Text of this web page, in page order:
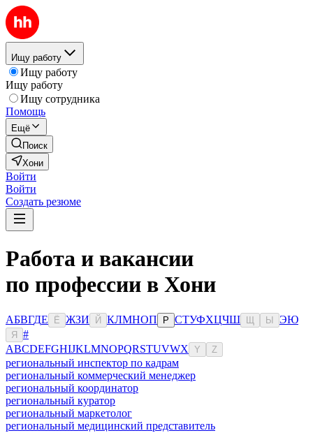
Ищу работу
Ищу работу
Ищу работу
Ищу сотрудника
Помощь
Ещё
Поиск
Хони
Войти
Войти
Создать резюме
Работа и вакансии
по профессии в Хони
АБВГДЕ Ё ЖЗИ Й КЛМНОП Р СТУФХЦЧШ Ы ЭЮ
Я
#
ABCDEFGHIJKLMNOPQRSTUVWX Y Z
региональный инспектор по кадрам
региональный коммерческий менеджер
региональный координатор
региональный куратор
региональный маркетолог
региональный медицинский представитель